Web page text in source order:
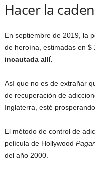
Hacer la
En septiembre de 2019, la
de heroína, estimadas en $
incautada allí.
Así que no es de extrañar
de recuperación de
Inglaterra, esté prosperando.
El método de control de
película de Hollywood
del año 2000.